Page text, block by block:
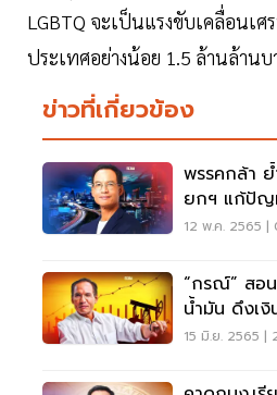
LGBTQ จะเป็นแรงขับเคลื่อนเศ
ประเทศอย่างน้อย 1.5 ล้านล้าน
ข่าวที่เกี่ยวข้อง
พรรคกล้า
ยกฯ แก้ปัญ
12 พ.ค. 2565 |
“กรณ์” สอ
น้ำมัน ดึงเงิ
15 มิ.ย. 2565 |